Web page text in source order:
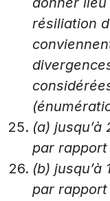
résiliation
(a)
par
(b)
par rapport